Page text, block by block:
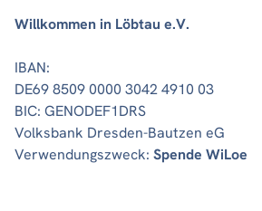
Willkommen in Löbtau e.V.
IBAN:
DE69 8509 0000 3042 4910 03
BIC: GENODEF1DRS
Volksbank Dresden-Bautzen eG
Verwendungszweck: Spende WiLoe